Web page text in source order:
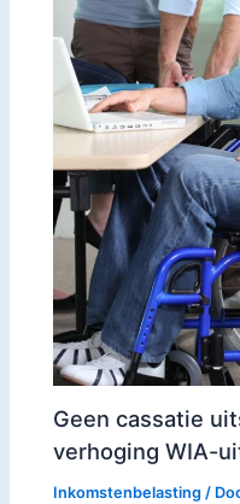
Geen cassatie
verhoging WIA-
Inkomstenbelasting /